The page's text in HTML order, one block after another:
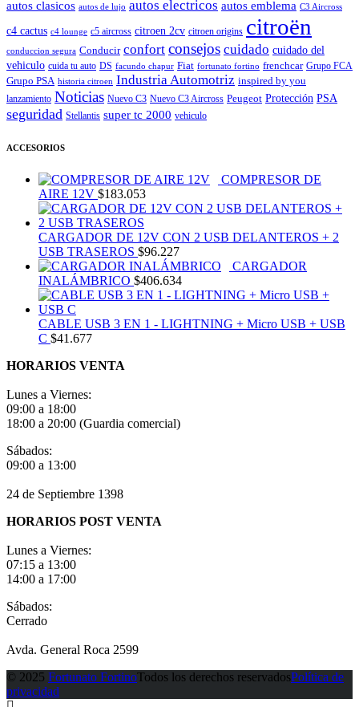
autos clasicos autos de lujo autos electricos autos emblema C3 Aircross
c4 cactus c4 lounge c5 aircross citroen 2cv citroen origins citroën
conduccion segura Conducir confort consejos cuidado cuidado del
vehiculo cuida tu auto DS facundo chapur Fiat fortunato fortino frenchcar Grupo FCA
Grupo PSA historia citroen Industria Automotriz inspired by you
lanzamiento Noticias Nuevo C3 Nuevo C3 Aircross Peugeot Protección PSA
seguridad Stellantis super tc 2000 vehiculo
ACCESORIOS
COMPRESOR DE
AIRE 12V $183.053
CARGADOR DE 12V CON 2 USB DELANTEROS + 2
USB TRASEROS $96.227
CARGADOR
INALÁMBRICO $406.634
CABLE USB 3 EN 1 - LIGHTNING + Micro USB + USB
C $41.677
HORARIOS VENTA
Lunes a Viernes:
09:00 a 18:00
18:00 a 20:00 (Guardia comercial)
Sábados:
09:00 a 13:00
24 de Septiembre 1398
HORARIOS POST VENTA
Lunes a Viernes:
07:15 a 13:00
14:00 a 17:00
Sábados:
Cerrado
Avda. General Roca 2599
© 2025 Fortunato FortinoTodos los derechos reservadosPolítica de
privacidad